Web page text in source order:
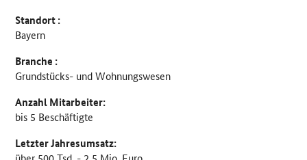
Standort :
Bayern
Branche :
Grundstücks- und Wohnungswesen
Anzahl Mitarbeiter:
bis 5 Beschäftigte
Letzter Jahresumsatz: